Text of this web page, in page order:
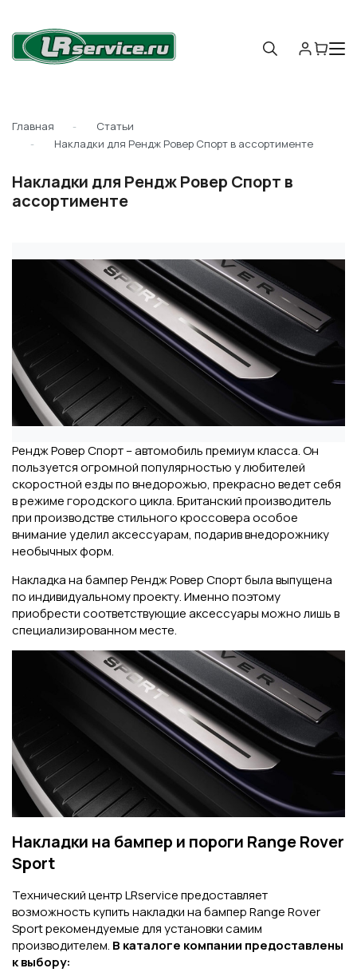
Главная
Статьи
Накладки для Рендж Ровер Спорт в ассортименте
Накладки для Рендж Ровер Спорт в
ассортименте
Рендж Ровер Спорт – автомобиль премиум класса. Он
пользуется огромной популярностью у любителей
скоростной езды по внедорожью, прекрасно ведет себя
в режиме городского цикла. Британский производитель
при производстве стильного кроссовера особое
внимание уделил аксессуарам, подарив внедорожнику
необычных форм.
Накладка на бампер Рендж Ровер Спорт была выпущена
по индивидуальному проекту. Именно поэтому
приобрести соответствующие аксессуары можно лишь в
специализированном месте.
Накладки на бампер и пороги Range Rover
Sport
Технический центр LRservice предоставляет
возможность купить накладки на бампер Range Rover
Sport рекомендуемые для установки самим
производителем. В каталоге компании предоставлены
к выбору: